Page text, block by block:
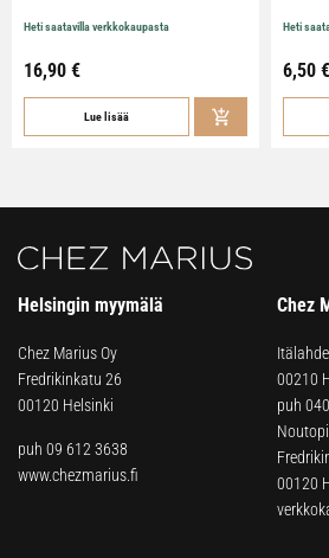
Heti saatavilla verkkokaupasta
16,90 €
Lue lisää
Heti
6,50 €
Helsingin myymälä
Chez Marius Oy
Fredrikinkatu 26
00120 Helsinki
puh 09 612 3638
www.chezmarius.fi
Chez
00210
puh
00120